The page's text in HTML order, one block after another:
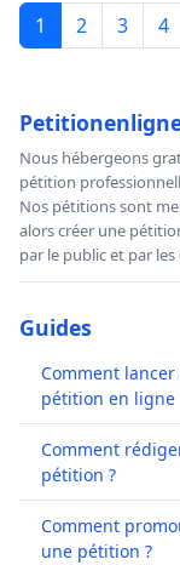
1 2 3 4
Nous hébergeons
pétition
Nos pétitions sont
alors créer une
par le public et par
Guides
Comment
pétition en ligne
Comment
pétition ?
Comment
une pétition ?